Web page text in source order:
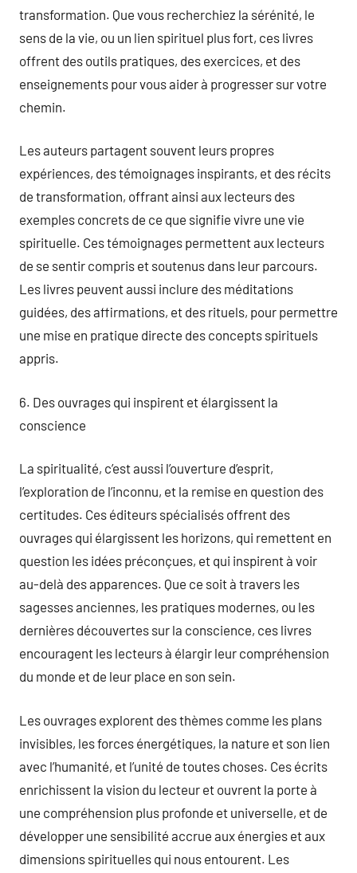
transformation. Que vous recherchiez la sérénité, le
sens de la vie, ou un lien spirituel plus fort, ces livres
offrent des outils pratiques, des exercices, et des
enseignements pour vous aider à progresser sur votre
chemin.
Les auteurs partagent souvent leurs propres
expériences, des témoignages inspirants, et des récits
de transformation, offrant ainsi aux lecteurs des
exemples concrets de ce que signifie vivre une vie
spirituelle. Ces témoignages permettent aux lecteurs
de se sentir compris et soutenus dans leur parcours.
Les livres peuvent aussi inclure des méditations
guidées, des affirmations, et des rituels, pour permettre
une mise en pratique directe des concepts spirituels
appris.
6. Des ouvrages qui inspirent et élargissent la
conscience
La spiritualité, c’est aussi l’ouverture d’esprit,
l’exploration de l’inconnu, et la remise en question des
certitudes. Ces éditeurs spécialisés offrent des
ouvrages qui élargissent les horizons, qui remettent en
question les idées préconçues, et qui inspirent à voir
au-delà des apparences. Que ce soit à travers les
sagesses anciennes, les pratiques modernes, ou les
dernières découvertes sur la conscience, ces livres
encouragent les lecteurs à élargir leur compréhension
du monde et de leur place en son sein.
Les ouvrages explorent des thèmes comme les plans
invisibles, les forces énergétiques, la nature et son lien
avec l’humanité, et l’unité de toutes choses. Ces écrits
enrichissent la vision du lecteur et ouvrent la porte à
une compréhension plus profonde et universelle, et de
développer une sensibilité accrue aux énergies et aux
dimensions spirituelles qui nous entourent. Les